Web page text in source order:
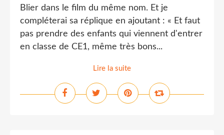
Blier dans le film du même nom. Et je
compléterai sa réplique en ajoutant : « Et faut
pas prendre des enfants qui viennent d'entrer
en classe de CE1, même très bons...
Lire la suite